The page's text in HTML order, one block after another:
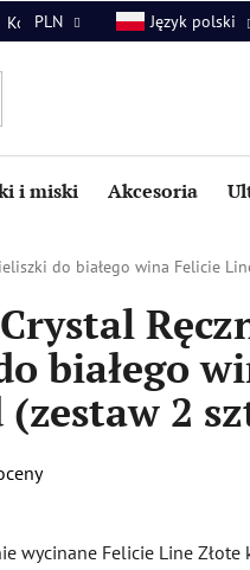
Kontakt
PLN Język polski
i miski Akcesoria
do białego wina Felicie
białego
2
wycinane Felicie Line